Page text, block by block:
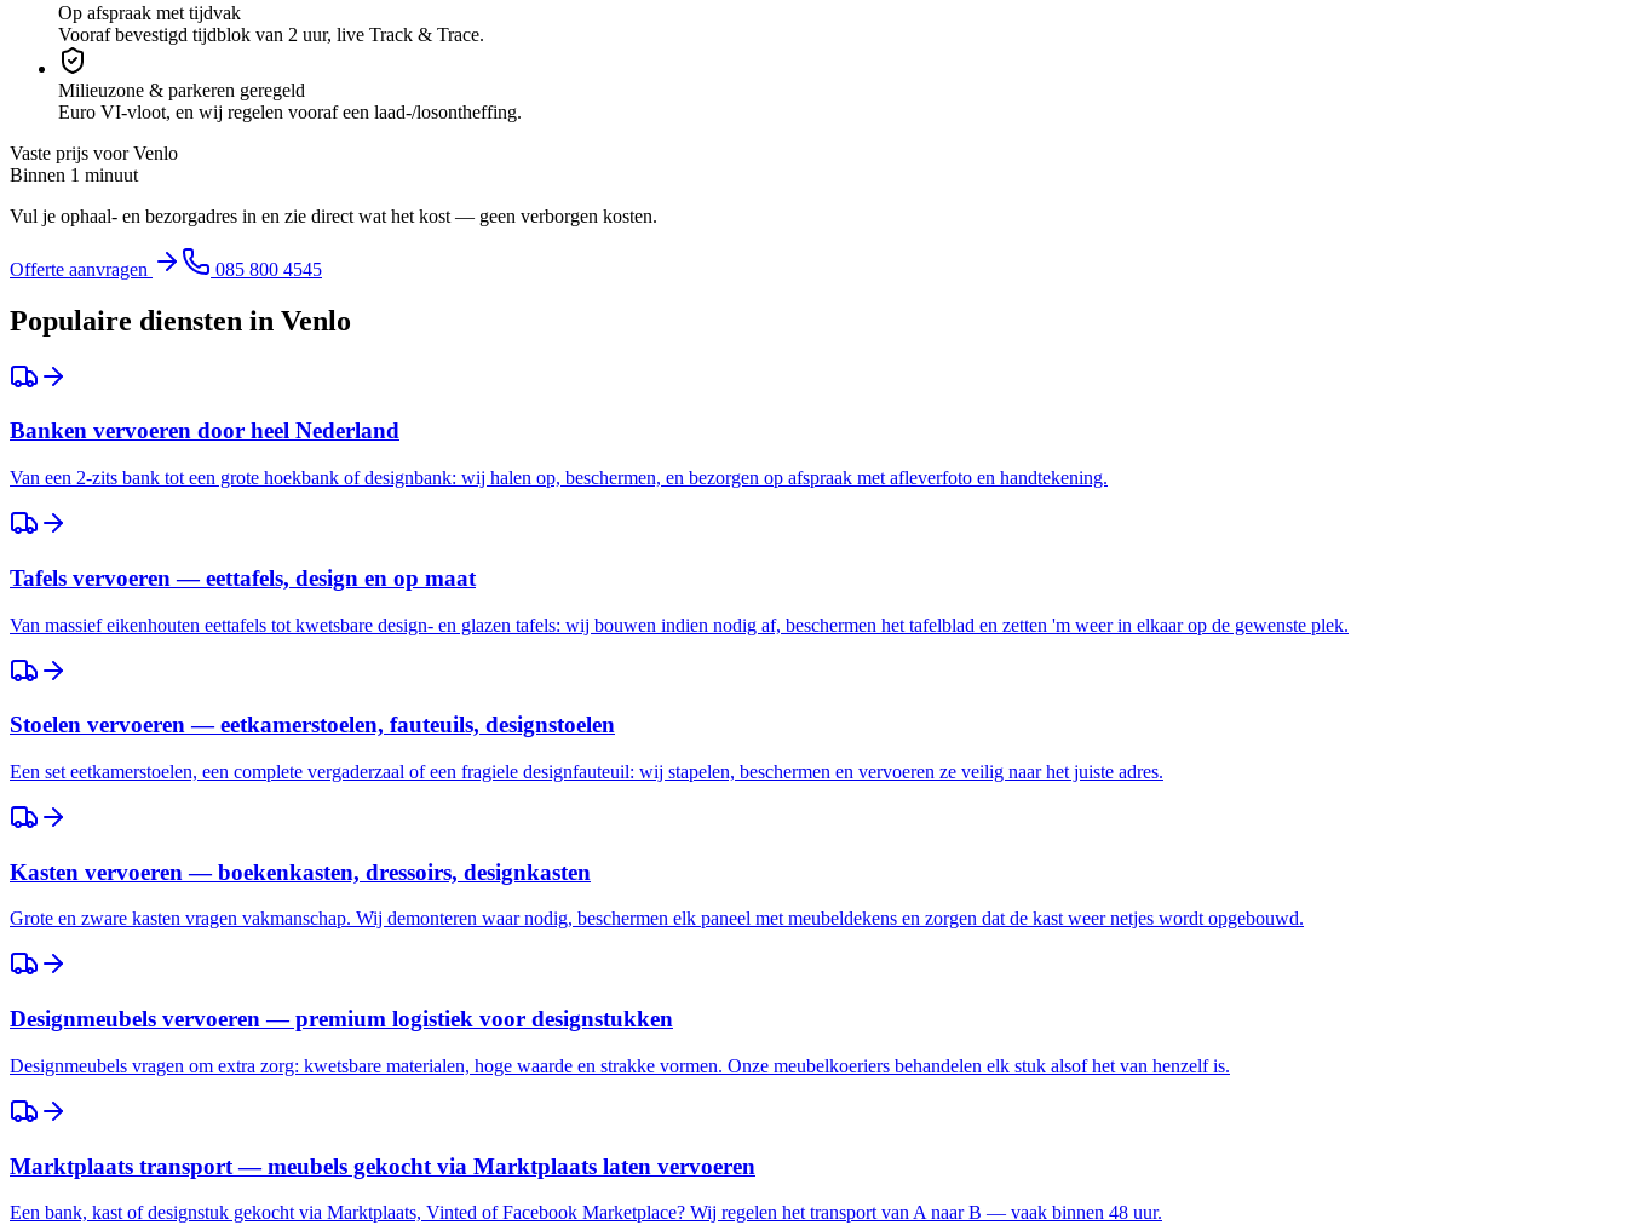
Op afspraak met tijdvak
Vooraf bevestigd tijdblok van 2 uur, live Track & Trace.
Milieuzone & parkeren geregeld
Euro VI-vloot, en wij regelen vooraf een laad-/losontheffing.
Vaste prijs voorVenlo
Binnen 1 minuut
Vul je ophaal- en bezorgadres in en zie direct wat het kost — geen verborgen kosten.
Offerte aanvragen 085 800 4545
Populaire diensten in Venlo
Banken vervoeren door heel Nederland
Van een 2-zits bank tot een grote hoekbank of designbank: wij halen op, beschermen, en bezorgen op afspraak met afleverfoto en handtekening.
Tafels vervoeren — eettafels, design en op maat
Van massief eikenhouten eettafels tot kwetsbare design- en glazen tafels: wij bouwen indien nodig af, beschermen het tafelblad en zetten 'm weer in elkaar op de gewenste plek.
Stoelen vervoeren — eetkamerstoelen, fauteuils, designstoelen
Een set eetkamerstoelen, een complete vergaderzaal of een fragiele designfauteuil: wij stapelen, beschermen en vervoeren ze veilig naar het juiste adres.
Kasten vervoeren — boekenkasten, dressoirs, designkasten
Grote en zware kasten vragen vakmanschap. Wij demonteren waar nodig, beschermen elk paneel met meubeldekens en zorgen dat de kast weer netjes wordt opgebouwd.
Designmeubels vervoeren — premium logistiek voor designstukken
Designmeubels vragen om extra zorg: kwetsbare materialen, hoge waarde en strakke vormen. Onze meubelkoeriers behandelen elk stuk alsof het van henzelf is.
Marktplaats transport — meubels gekocht via Marktplaats laten vervoeren
Een bank, kast of designstuk gekocht via Marktplaats, Vinted of Facebook Marketplace? Wij regelen het transport van A naar B — vaak binnen 48 uur.